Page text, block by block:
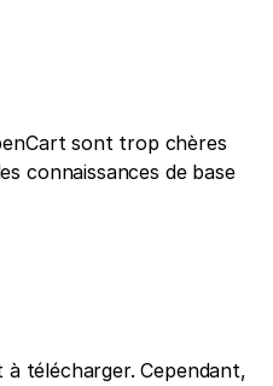
sont trop chères
connaissances de base
télécharger. Cependant,